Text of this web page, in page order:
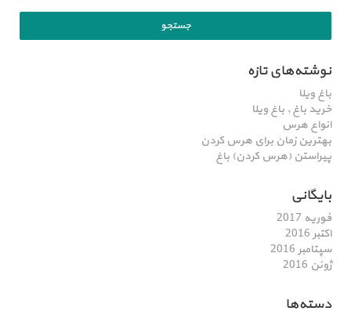
نوشته‌های تازه
باغ ویلا
خرید باغ , باغ ویلا
انواع هرس
بهترین زمان برای هرس کردن
پیراستن (هرس کردن) باغ
بایگانی
فوریه 2017
اکتبر 2016
سپتامبر 2016
ژوئن 2016
دسته‌ها